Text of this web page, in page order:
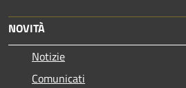
NOVITÀ
Notizie
Comunicati